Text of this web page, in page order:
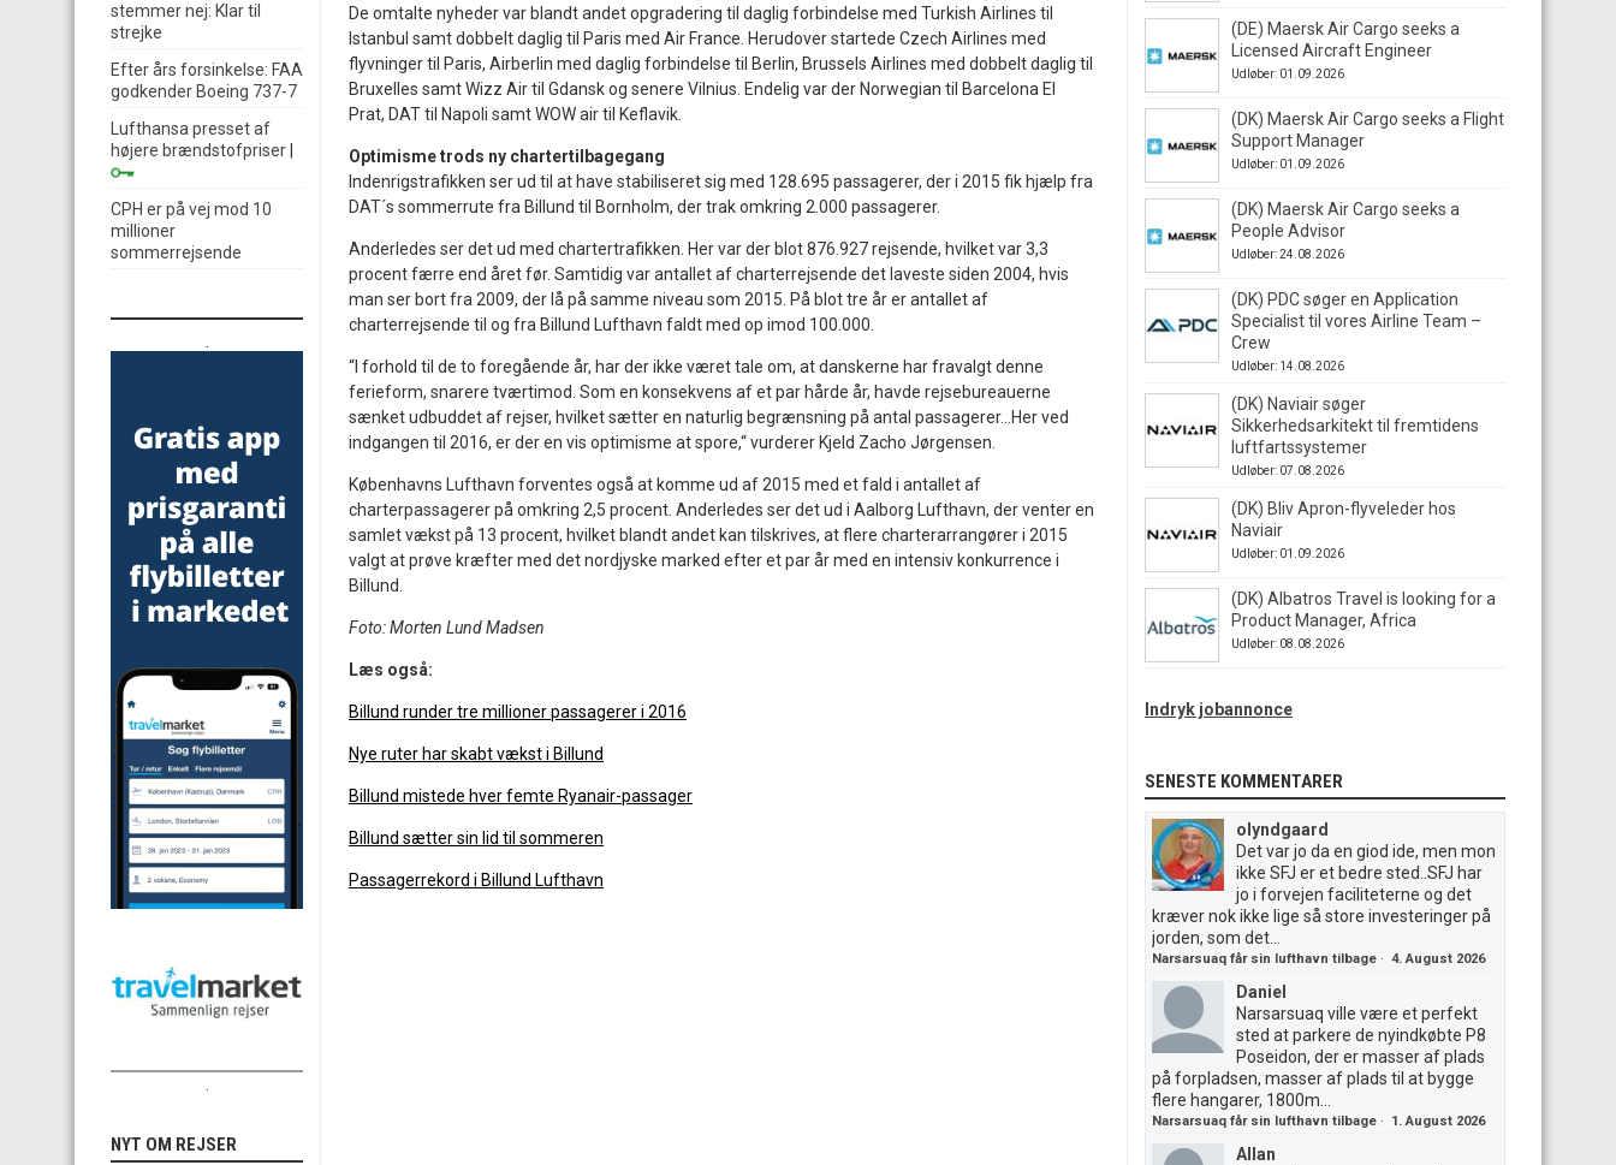
De omtalte nyheder var blandt andet opgradering til daglig forbindelse med Turkish Airlines til
Istanbul samt dobbelt daglig til Paris med Air France. Herudover startede Czech Airlines med
flyvninger til Paris, Airberlin med daglig forbindelse til Berlin, Brussels Airlines med dobbelt daglig til
Bruxelles samt Wizz Air til Gdansk og senere Vilnius. Endelig var der Norwegian til Barcelona El
Prat, DAT til Napoli samt WOW air til Keflavik.
Optimisme trods ny chartertilbagegang
Indenrigstrafikken ser ud til at have stabiliseret sig med 128.695 passagerer, der i 2015 fik hjælp fra
DAT´s sommerrute fra Billund til Bornholm, der trak omkring 2.000 passagerer.
Anderledes ser det ud med chartertrafikken. Her var der blot 876.927 rejsende, hvilket var 3,3
procent færre end året før. Samtidig var antallet af charterrejsende det laveste siden 2004, hvis
man ser bort fra 2009, der lå på samme niveau som 2015. På blot tre år er antallet af
charterrejsende til og fra Billund Lufthavn faldt med op imod 100.000.
“I forhold til de to foregående år, har der ikke været tale om, at danskerne har fravalgt denne
ferieform, snarere tværtimod. Som en konsekvens af et par hårde år, havde rejsebureauerne
sænket udbuddet af rejser, hvilket sætter en naturlig begrænsning på antal passagerer…Her ved
indgangen til 2016, er der en vis optimisme at spore,“ vurderer Kjeld Zacho Jørgensen.
Københavns Lufthavn forventes også at komme ud af 2015 med et fald i antallet af
charterpassagerer på omkring 2,5 procent. Anderledes ser det ud i Aalborg Lufthavn, der venter en
samlet vækst på 13 procent, hvilket blandt andet kan tilskrives, at flere charterarrangører i 2015
valgt at prøve kræfter med det nordjyske marked efter et par år med en intensiv konkurrence i
Billund.
Foto: Morten Lund Madsen
Læs også:
Billund runder tre millioner passagerer i 2016
Nye ruter har skabt vækst i Billund
Billund mistede hver femte Ryanair-passager
Billund sætter sin lid til sommeren
Passagerrekord i Billund Lufthavn
stemmer nej: Klar til
strejke
Efter års forsinkelse: FAA
godkender Boeing 737-7
Lufthansa presset af
højere brændstofpriser
CPH er på vej mod 10
millioner
sommerrejsende
NYT OM REJSER
(DE) Maersk Air Cargo seeks a
Licensed Aircraft Engineer
Udløber: 01.09.2026
(DK) Maersk Air Cargo seeks a Flight
Support Manager
Udløber: 01.09.2026
(DK) Maersk Air Cargo seeks a
People Advisor
Udløber: 24.08.2026
(DK) PDC søger en Application
Specialist til vores Airline Team –
Crew
Udløber: 14.08.2026
(DK) Naviair søger
Sikkerhedsarkitekt til fremtidens
luftfartssystemer
Udløber: 07.08.2026
(DK) Bliv Apron-flyveleder hos
Naviair
Udløber: 01.09.2026
(DK) Albatros Travel is looking for a
Product Manager, Africa
Udløber: 08.08.2026
Indryk jobannonce
SENESTE KOMMENTARER
olyndgaard
Det var jo da en giod ide, men mon
ikke SFJ er et bedre sted..SFJ har
jo i forvejen faciliteterne og det
kræver nok ikke lige så store investeringer på
jorden, som det...
Narsarsuaq får sin lufthavn tilbage · 4. August 2026
Daniel
Narsarsuaq ville være et perfekt
sted at parkere de nyindkøbte P8
Poseidon, der er masser af plads
på forpladsen, masser af plads til at bygge
flere hangarer, 1800m...
Narsarsuaq får sin lufthavn tilbage · 1. August 2026
Allan